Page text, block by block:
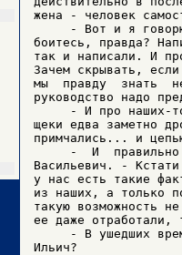
жена - человек
- Вот и я
боитесь, правда?
так и написали. И
Зачем скрывать,
мы  правду  знать
руководство надо
- И про наших-
щеки едва заметно
примчались... и
-  И
Васильевич. -
у нас есть такие
из наших, а только
такую возможность
ее даже
- В ушедших
Ильич?